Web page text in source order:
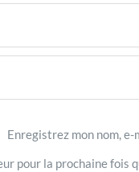
Enregistrez mon nom,
pour la prochaine fois